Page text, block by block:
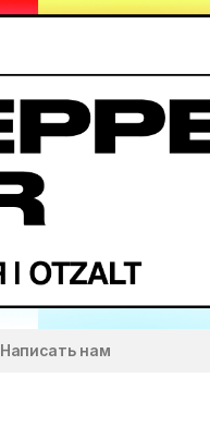
Написать нам